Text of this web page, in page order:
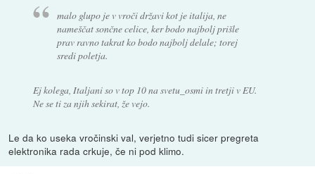
malo glupo je v vroči državi kot je italija, ne
nameščat sončne celice, ker bodo najbolj prišle
prav ravno takrat ko bodo najbolj delale; torej
sredi poletja.
Ej kolega, Italjani so v top 10 na svetu_osmi in tretji v EU.
Ne se ti za njih sekirat, že vejo.
Le da ko useka vročinski val, verjetno tudi sicer pregreta
elektronika rada crkuje, če ni pod klimo.